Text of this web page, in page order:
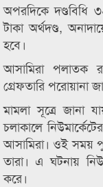
অপরদিকে দণ্ডবিধি
টাকা অর্থদণ্ড,
হবে।
আসামিরা পলাতক
গ্রেফতারি পরোয়ানা
মামলা সূত্রে জানা
চলাকালে
আসামিরা। ওই সময়
তারা। এ ঘটনায়
করে।